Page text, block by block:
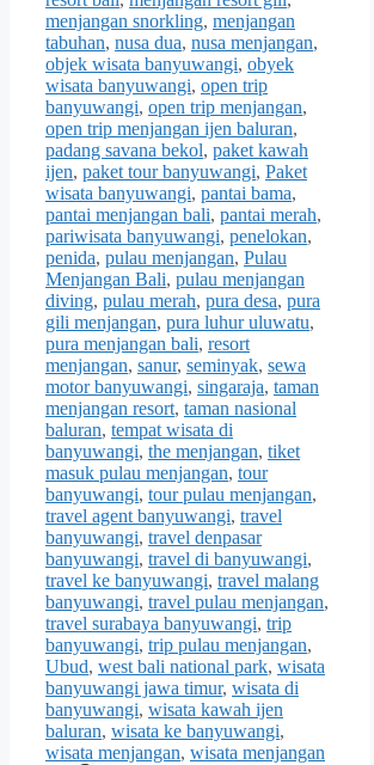
menjangan snorkling, menjangan
tabuhan, nusa dua, nusa menjangan,
objek wisata banyuwangi, obyek
wisata banyuwangi, open trip
banyuwangi, open trip menjangan,
open trip menjangan ijen baluran,
padang savana bekol, paket kawah
ijen, paket tour banyuwangi, Paket
wisata banyuwangi, pantai bama,
pantai menjangan bali, pantai merah,
pariwisata banyuwangi, penelokan,
penida, pulau menjangan, Pulau
Menjangan Bali, pulau menjangan
diving, pulau merah, pura desa, pura
gili menjangan, pura luhur uluwatu,
pura menjangan bali, resort
menjangan, sanur, seminyak, sewa
motor banyuwangi, singaraja, taman
menjangan resort, taman nasional
baluran, tempat wisata di
banyuwangi, the menjangan, tiket
masuk pulau menjangan, tour
banyuwangi, tour pulau menjangan,
travel agent banyuwangi, travel
banyuwangi, travel denpasar
banyuwangi, travel di banyuwangi,
travel ke banyuwangi, travel malang
banyuwangi, travel pulau menjangan,
travel surabaya banyuwangi, trip
banyuwangi, trip pulau menjangan,
Ubud, west bali national park, wisata
banyuwangi jawa timur, wisata di
banyuwangi, wisata kawah ijen
baluran, wisata ke banyuwangi,
wisata menjangan, wisata menjangan